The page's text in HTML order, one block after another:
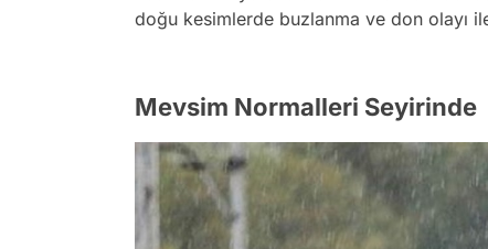
doğu kesimlerde buzlanma ve don olayı
Mevsim Normalleri Seyirinde